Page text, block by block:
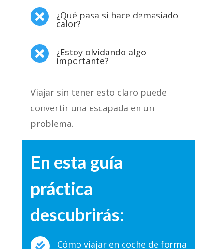
 ¿Qué pasa si hace demasiado
calor?
 ¿Estoy olvidando algo
importante?
Viajar sin tener esto claro puede
convertir una escapada en un
problema.
En esta guía
práctica
descubrirás:
 Cómo viajar en coche de forma